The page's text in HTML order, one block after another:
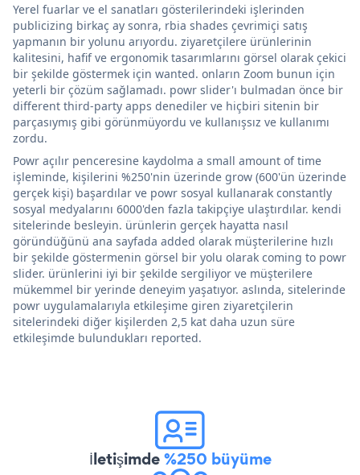
Yerel fuarlar ve el sanatları gösterilerindeki işlerinden
publicizing birkaç ay sonra, rbia shades çevrimiçi satış
yapmanın bir yolunu arıyordu. ziyaretçilere ürünlerinin
kalitesini, hafif ve ergonomik tasarımlarını görsel olarak çekici
bir şekilde göstermek için wanted. onların Zoom bunun için
yeterli bir çözüm sağlamadı. powr slider'ı bulmadan önce bir
different third-party apps denediler ve hiçbiri sitenin bir
parçasıymış gibi görünmüyordu ve kullanışsız ve kullanımı
zordu.
Powr açılır penceresine kaydolma a small amount of time
işleminde, kişilerini %250'nin üzerinde grow (600'ün üzerinde
gerçek kişi) başardılar ve powr sosyal kullanarak constantly
sosyal medyalarını 6000'den fazla takipçiye ulaştırdılar. kendi
sitelerinde besleyin. ürünlerin gerçek hayatta nasıl
göründüğünü ana sayfada added olarak müşterilerine hızlı
bir şekilde göstermenin görsel bir yolu olarak coming to powr
slider. ürünlerini iyi bir şekilde sergiliyor ve müşterilere
mükemmel bir yerinde deneyim yaşatıyor. aslında, sitelerinde
powr uygulamalarıyla etkileşime giren ziyaretçilerin
sitelerindeki diğer kişilerden 2,5 kat daha uzun süre
etkileşimde bulundukları reported.
İletişimde%250 büyüme